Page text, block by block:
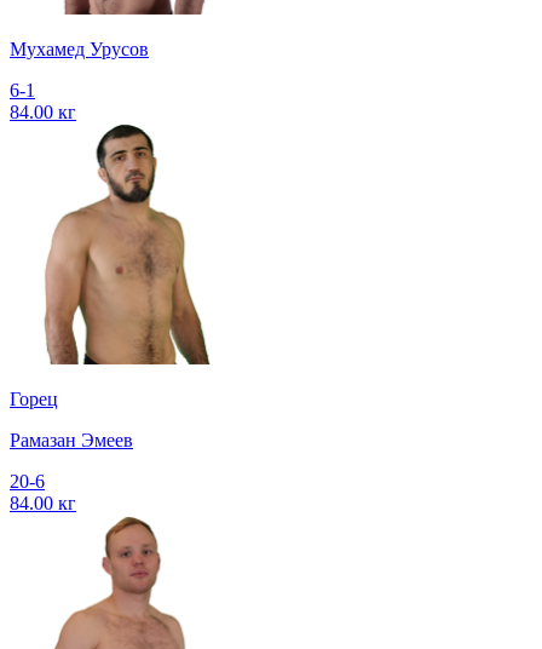
Мухамед Урусов
6-1
84.00 кг
Горец
Рамазан Эмеев
20-6
84.00 кг